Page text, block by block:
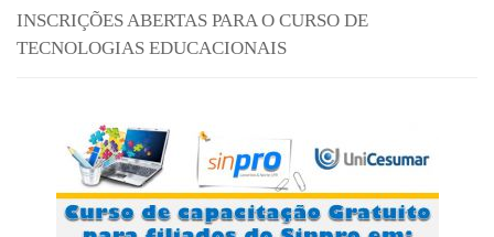
INSCRIÇÕES ABERTAS PARA O CURSO DE
TECNOLOGIAS EDUCACIONAIS